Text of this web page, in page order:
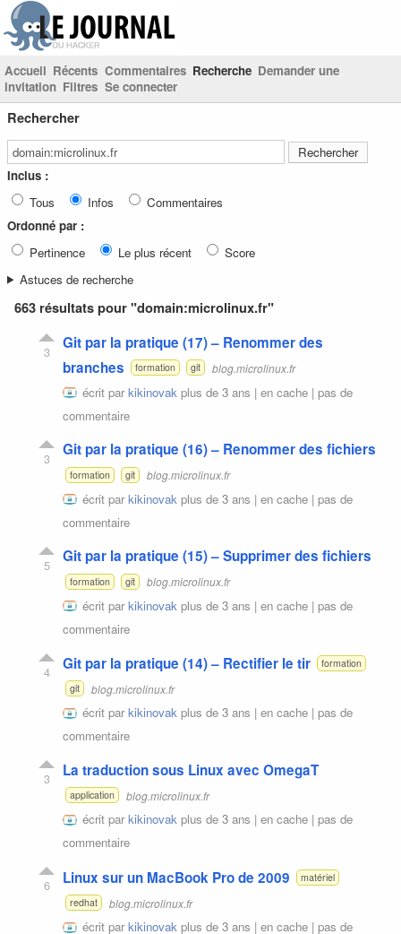
Accueil Récents Commentaires Recherche Demander une
invitation Filtres Se connecter
Rechercher
Inclus :
Tous
Infos
Commentaires
Ordonné par :
Pertinence
Le plus récent
Score
Astuces de recherche
663 résultats pour "domain:microlinux.fr"
3
Git par la pratique (17) – Renommer des
branches
formation git blog.microlinux.fr
écrit parkikinovak plus de 3 ans | en cache | pas de
commentaire
3 Git par la pratique (16) – Renommer des fichiers
formation git blog.microlinux.fr
écrit parkikinovak plus de 3 ans | en cache | pas de
commentaire
5 Git par la pratique (15) – Supprimer des fichiers
formation git blog.microlinux.fr
écrit parkikinovak plus de 3 ans | en cache | pas de
commentaire
4 Git par la pratique (14) – Rectifier le tir
formation
git
blog.microlinux.fr
écrit parkikinovak plus de 3 ans | en cache | pas de
commentaire
3 La traduction sous Linux avec OmegaT
application blog.microlinux.fr
écrit parkikinovak plus de 3 ans | en cache | pas de
commentaire
6 Linux sur un MacBook Pro de 2009
matériel
redhat
blog.microlinux.fr
écrit parkikinovak plus de 3 ans | en cache | pas de